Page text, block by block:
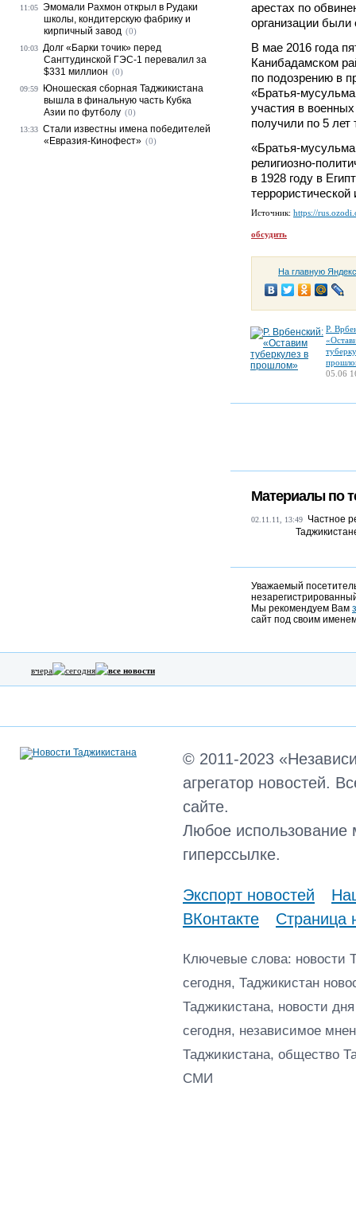
арестах по
организации были
В мае 2016 года
Канибадамском
по подозрению в
«Братья-
участия в
получили по 5 лет
«Братья-
религиозно-
в 1928 году в
Источник: https://
обсудить
На главную
Р.
05.06
Материалы по
02.11.11, 13:49
Частное
Уважаемый
Мы рекомендуем Вам
сайт под своим
11:05 Эмомали Рахмон открыл в Рудаки
школы, кондитерскую фабрику и
кирпичный завод (0)
10:03 Долг «Барки точик» перед
Сангтудинской ГЭС-1 перевалил за
$331 миллион (0)
09:59
Юношеская сборная Таджикистана
вышла в финальную часть Кубка
Азии по футболу (0)
13:33 Стали известны имена победителей
«Евразия-Кинофест» (0)
вчера сегодня все новости
© 2011-2023
агрегатор новостей.
сайте.
Любое использование
гиперссылке.
Экспорт новостей
ВКонтакте
Страница
Ключевые слова: новости
сегодня, Таджикистан
Таджикистана, новости
сегодня, независимое
Таджикистана, общество
СМИ